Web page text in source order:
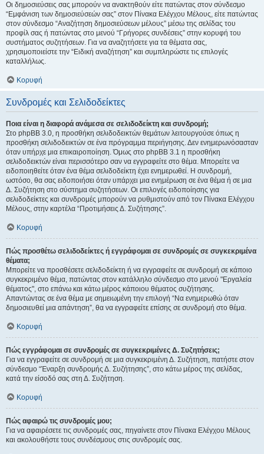
Οι δημοσιεύσεις σας μπορούν να ανακτηθούν είτε πατώντας στον σύνδεσμο
“Εμφάνιση των δημοσιεύσεών σας” στον Πίνακα Ελέγχου Μέλους, είτε πατώντας
στον σύνδεσμο “Αναζήτηση δημοσιεύσεων μέλους” μέσω της σελίδας του
προφίλ σας ή πατώντας στο μενού “Γρήγορες συνδέσεις” στην κορυφή του
συστήματος συζητήσεων. Για να αναζητήσετε για τα θέματα σας,
χρησιμοποιείστε την “Ειδική αναζήτηση” και συμπληρώστε τις επιλογές
καταλλήλως.
Κορυφή
Συνδρομές και Σελιδοδείκτες
Ποια είναι η διαφορά ανάμεσα σε σελιδοδείκτη και συνδρομή;
Στο phpBB 3.0, η προσθήκη σελιδοδεικτών θεμάτων λειτουργούσε όπως η
προσθήκη σελιδοδεικτών σε ένα πρόγραμμα περιήγησης. Δεν ενημερωνόσασταν
όταν υπήρχε μια επικαιροποίηση. Όμως στο phpBB 3.1 η προσθήκη
σελιδοδεικτών είναι περισσότερο σαν να εγγραφείτε στο θέμα. Μπορείτε να
ειδοποιηθείτε όταν ένα θέμα σελιδοδείκτη έχει ενημερωθεί. Η συνδρομή,
ωστόσο, θα σας ειδοποιήσει όταν υπάρχει μια ενημέρωση σε ένα θέμα ή σε μια
Δ. Συζήτηση στο σύστημα συζητήσεων. Οι επιλογές ειδοποίησης για
σελιδοδείκτες και συνδρομές μπορούν να ρυθμιστούν από τον Πίνακα Ελέγχου
Μέλους, στην καρτέλα “Προτιμήσεις Δ. Συζήτησης”.
Κορυφή
Πώς προσθέτω σελιδοδείκτες ή εγγράφομαι σε συνδρομές σε συγκεκριμένα
θέματα;
Μπορείτε να προσθέσετε σελιδοδείκτη ή να εγγραφείτε σε συνδρομή σε κάποιο
συγκεκριμένο θέμα, πατώντας στον κατάλληλο σύνδεσμο στο μενού "Εργαλεία
θέματος", στο επάνω και κάτω μέρος κάποιου θέματος συζήτησης.
Απαντώντας σε ένα θέμα με σημειωμένη την επιλογή “Να ενημερωθώ όταν
δημοσιευθεί μια απάντηση”, θα να εγγραφείτε επίσης σε συνδρομή στο θέμα.
Κορυφή
Πώς εγγράφομαι σε συνδρομές σε συγκεκριμένες Δ. Συζητήσεις;
Για να εγγραφείτε σε συνδρομή σε μια συγκεκριμένη Δ. Συζήτηση, πατήστε στον
σύνδεσμο “Έναρξη συνδρομής Δ. Συζήτησης”, στο κάτω μέρος της σελίδας,
κατά την είσοδό σας στη Δ. Συζήτηση.
Κορυφή
Πώς αφαιρώ τις συνδρομές μου;
Για να αφαιρέσετε τις συνδρομές σας, πηγαίνετε στον Πίνακα Ελέγχου Μέλους
και ακολουθήστε τους συνδέσμους στις συνδρομές σας.